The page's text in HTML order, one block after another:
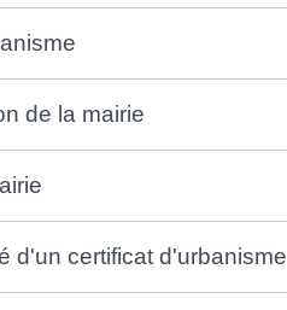
de la mairie
d'un certificat d'urbanisme